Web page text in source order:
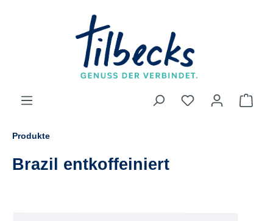
Produkte
Brazil entkoffeiniert